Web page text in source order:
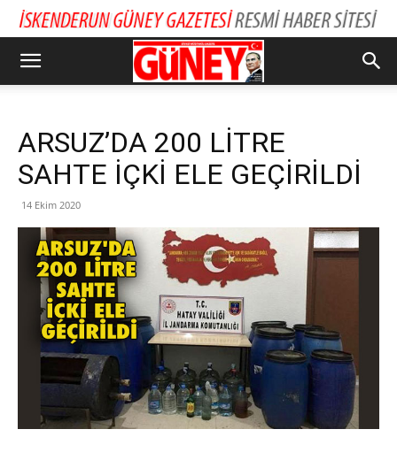
ARSUZ’DA 200 LİTRE
SAHTE İÇKİ ELE GEÇİRİLDİ
14 Ekim 2020